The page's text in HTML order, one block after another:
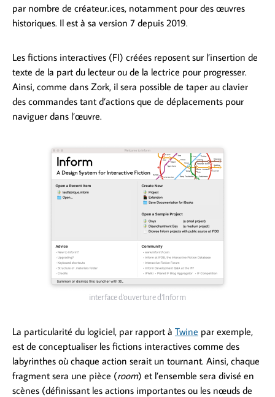
par nombre de créateur.ices, notamment pour des œuvres
historiques. Il est à sa version 7 depuis 2019.
Les fictions interactives (FI) créées reposent sur l’insertion de
texte de la part du lecteur ou de la lectrice pour progresser.
Ainsi, comme dans Zork, il sera possible de taper au clavier
des commandes tant d’actions que de déplacements pour
naviguer dans l’œuvre.
interface d’ouverture d’Inform
La particularité du logiciel, par rapport à Twine par exemple,
est de conceptualiser les fictions interactives comme des
labyrinthes où chaque action serait un tournant. Ainsi, chaque
fragment sera une pièce (room) et l’ensemble sera divisé en
scènes (définissant les actions importantes ou les nœuds de